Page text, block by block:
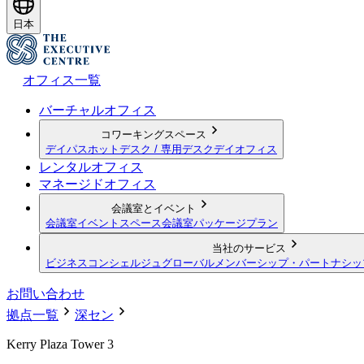
日本
オフィス一覧
バーチャルオフィス
コワーキングスペース
デイパス ホットデスク / 専用デスクデイオフィス
レンタルオフィス
マネージドオフィス
会議室とイベント
会議室イベントスペース会議室パッケージプラン
当社のサービス
ビジネスコンシェルジュ グローバルメンバーシップ・パートナシ
お問い合わせ
拠点一覧
深セン
Kerry Plaza Tower 3